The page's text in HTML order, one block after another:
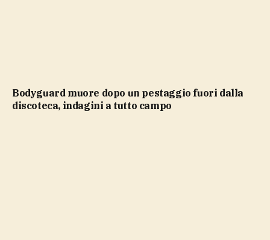
Bodyguard muore dopo un pestaggio fuori dalla
discoteca, indagini a tutto campo